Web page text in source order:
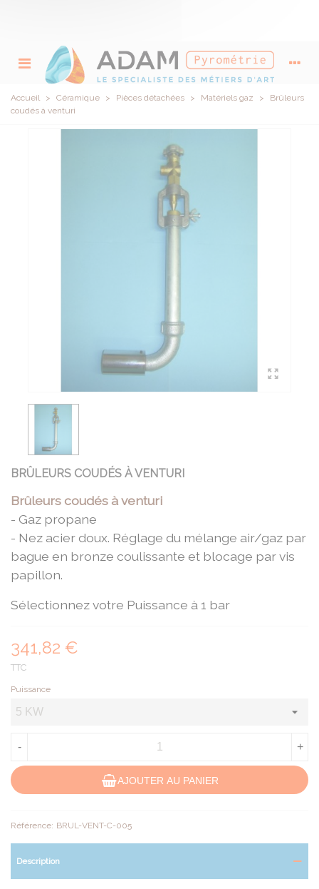
Accueil > Céramique > Pièces détachées > Matériels gaz >
Brûleurs
coudés à venturi
BRÛLEURS COUDÉS À VENTURI
Brûleurs coudés à venturi
- Gaz propane
- Nez acier doux. Réglage du mélange air/gaz par
bague en bronze coulissante et blocage par vis
papillon.
Sélectionnez votre Puissance à 1 bar
341,82 €
TTC
Puissance
- +
AJOUTER AU PANIER
Référence: BRUL-VENT-C-005
Description